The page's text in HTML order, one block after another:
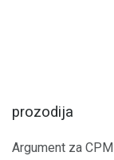
prozodija
Argument za